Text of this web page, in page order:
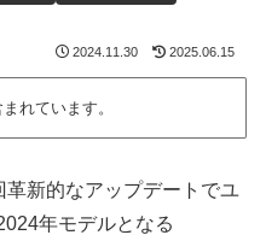
2024.11.30 2025.06.15
れています。
革新的なアップデートでユ
年モデルとなる